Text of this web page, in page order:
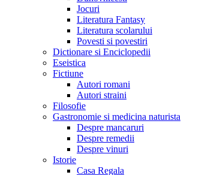
Jocuri
Literatura Fantasy
Literatura scolarului
Povesti si povestiri
Dictionare si Enciclopedii
Eseistica
Fictiune
Autori romani
Autori straini
Filosofie
Gastronomie si medicina naturista
Despre mancaruri
Despre remedii
Despre vinuri
Istorie
Casa Regala